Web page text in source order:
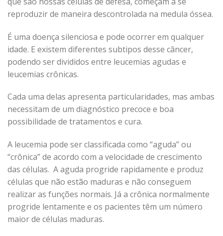
reproduzir de maneira descontrolada na medula óssea.
É uma doença silenciosa e pode ocorrer em qualquer
idade. E existem diferentes subtipos desse câncer,
podendo ser divididos entre leucemias agudas e
leucemias crônicas.
Cada uma delas apresenta particularidades, mas ambas
necessitam de um diagnóstico precoce e boa
possibilidade de tratamentos e cura.
A leucemia pode ser classificada como “aguda” ou
“crônica” de acordo com a velocidade de crescimento
das células. A aguda progride rapidamente e produz
células que não estão maduras e não conseguem
realizar as funções normais. Já a crônica normalmente
progride lentamente e os pacientes têm um número
maior de células maduras.